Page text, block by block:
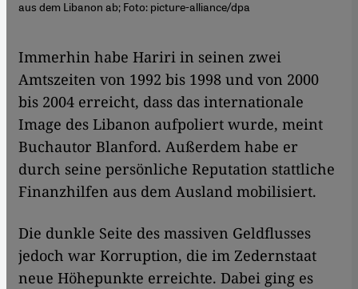
aus dem Libanon ab; Foto: picture-alliance/dpa
​​Immerhin habe Hariri in seinen zwei
Amtszeiten von 1992 bis 1998 und von 2000
bis 2004 erreicht, dass das internationale
Image des Libanon aufpoliert wurde, meint
Buchautor Blanford. Außerdem habe er
durch seine persönliche Reputation stattliche
Finanzhilfen aus dem Ausland mobilisiert.
Die dunkle Seite des massiven Geldflusses
jedoch war Korruption, die im Zedernstaat
neue Höhepunkte erreichte. Dabei ging es